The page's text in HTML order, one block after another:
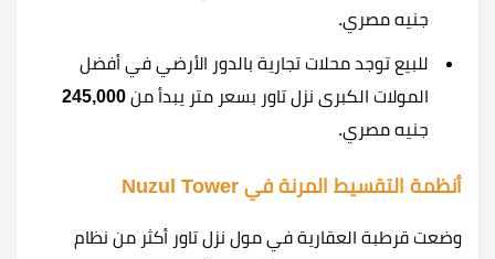
جنيه مصري.
للبيع توجد محلات تجارية بالدور الأرضي في أفضل
المولات الكبرى نزل تاور بسعر متر يبدأ من 245,000
جنيه مصري.
أنظمة التقسيط المرنة في Nuzul Tower
وضعت قرطبة العقارية في مول نزل تاور أكثر من نظام